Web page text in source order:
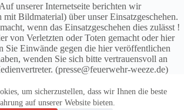
um sicherzustellen, dass wir Ihnen die beste
auf unserer Website bieten.
Auf unserer Internetseite berichten wir
mit Bildmaterial) über unser Einsatzgeschehen.
wenn das Einsatzgeschehen dies zulässt !
von Verletzten oder Toten gemacht oder hier
Sie Einwände gegen die hier veröffentlichen
wenden Sie sich bitte vertrauensvoll an
(presse@feuerwehr-weeze.de)